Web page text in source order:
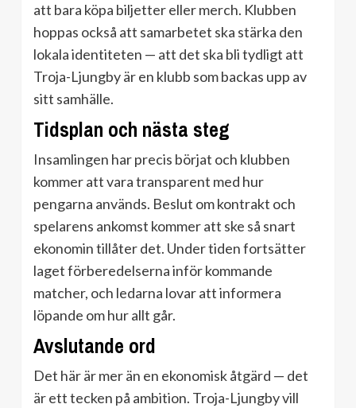
att bara köpa biljetter eller merch. Klubben
hoppas också att samarbetet ska stärka den
lokala identiteten — att det ska bli tydligt att
Troja-Ljungby är en klubb som backas upp av
sitt samhälle.
Tidsplan och nästa steg
Insamlingen har precis börjat och klubben
kommer att vara transparent med hur
pengarna används. Beslut om kontrakt och
spelarens ankomst kommer att ske så snart
ekonomin tillåter det. Under tiden fortsätter
laget förberedelserna inför kommande
matcher, och ledarna lovar att informera
löpande om hur allt går.
Avslutande ord
Det här är mer än en ekonomisk åtgärd — det
är ett tecken på ambition. Troja-Ljungby vill